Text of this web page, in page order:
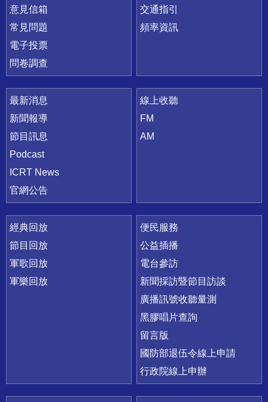
意見信箱
常見問題
電子投票
問卷調查
交通指引
頻率資訊
最新消息
新聞報導
節目訊息
Podcast
ICRT News
官網公告
線上收聽
FM
AM
經典回放
節目回放
軍歌回放
軍樂回放
便民服務
公益插播
電台參訪
新聞採訪暨節目訪談
廣播訊號收聽量測
黑膠唱片查詢
留言版
國防部退伍令線上申請
行政院線上申辦